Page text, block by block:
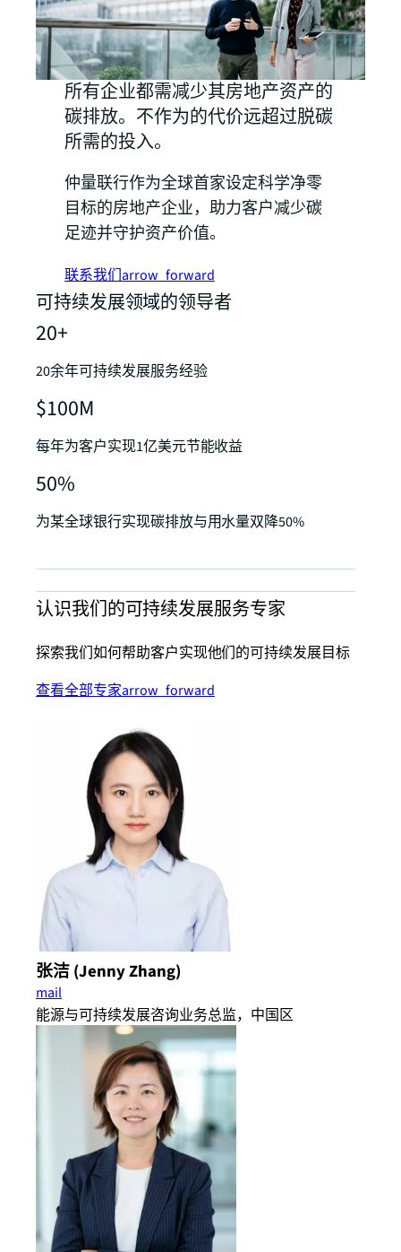
所有企业都需减少其房地产资产的
碳排放。不作为的代价远超过脱碳
所需的投入。
仲量联行作为全球首家设定科学净零
目标的房地产企业，助力客户减少碳
足迹并守护资产价值。
联系我们arrow_forward
可持续发展领域的领导者
20+
20余年可持续发展服务经验
$100M
每年为客户实现1亿美元节能收益
50%
为某全球银行实现碳排放与用水量双降50%
认识我们的可持续发展服务专家
探索我们如何帮助客户实现他们的可持续发展目标
查看全部专家arrow_forward
张洁 (Jenny Zhang)
mail
能源与可持续发展咨询业务总监，中国区